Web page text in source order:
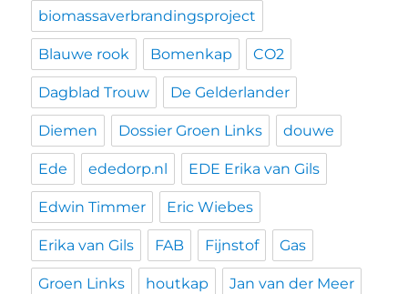
biomassaverbrandingsproject
Blauwe rook Bomenkap CO2
Dagblad Trouw De Gelderlander
Diemen Dossier Groen Links douwe
Ede ededorp.nl EDE Erika van Gils
Edwin Timmer Eric Wiebes
Erika van Gils FAB Fijnstof Gas
Groen Links houtkap Jan van der Meer